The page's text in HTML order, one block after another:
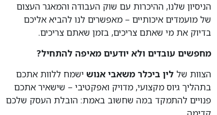
הניסיון שלנו, ההיכרות עם שוק העבודה והמאגר העצום
של מועמדים איכותיים – מאפשרים לנו להביא אליכם
בדיוק את מי שאתם צריכים, בזמן שאתם צריכים.
מחפשים עובדים ולא יודעים מאיפה להתחיל?
הצוות של לין ביכלר משאבי אנוש ישמח ללוות אתכם
בתהליך גיוס מקצועי, מדויק ואפקטיבי – שישאיר אתכם
פנויים להתמקד במה שחשוב באמת: הובלת העסק שלכם